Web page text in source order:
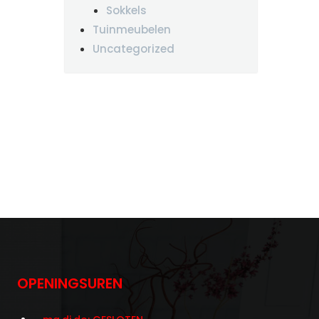
Sokkels
Tuinmeubelen
Uncategorized
OPENINGSUREN